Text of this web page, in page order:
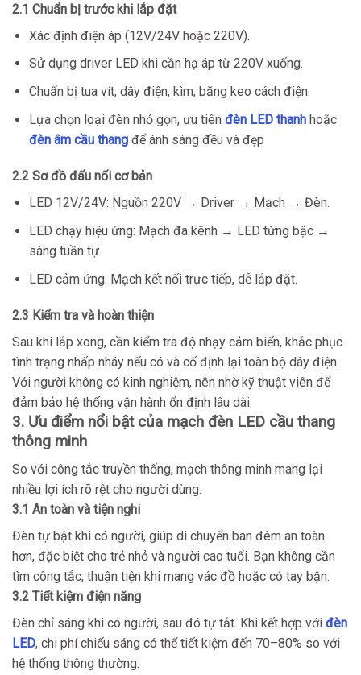
2.1 Chuẩn bị trước khi lắp đặt
Xác định điện áp (12V/24V hoặc 220V).
Sử dụng driver LED khi cần hạ áp từ 220V xuống.
Chuẩn bị tua vít, dây điện, kìm, băng keo cách điện.
Lựa chọn loại đèn nhỏ gọn, ưu tiên đèn LED thanhhoặc
đèn âm cầu thangđể ánh sáng đều và đẹp
2.2 Sơ đồ đấu nối cơ bản
LED 12V/24V: Nguồn 220V → Driver → Mạch → Đèn.
LED chạy hiệu ứng: Mạch đa kênh → LED từng bậc →
sáng tuần tự.
LED cảm ứng: Mạch kết nối trực tiếp, dễ lắp đặt.
2.3 Kiểm tra và hoàn thiện
Sau khi lắp xong, cần kiểm tra độ nhạy cảm biến, khắc phục
tình trạng nhấp nháy nếu có và cố định lại toàn bộ dây điện.
Với người không có kinh nghiệm, nên nhờ kỹ thuật viên để
đảm bảo hệ thống vận hành ổn định lâu dài.
3. Ưu điểm nổi bật của mạch đèn LED cầu thang
thông minh
So với công tắc truyền thống, mạch thông minh mang lại
nhiều lợi ích rõ rệt cho người dùng.
3.1 An toàn và tiện nghi
Đèn tự bật khi có người, giúp di chuyển ban đêm an toàn
hơn, đặc biệt cho trẻ nhỏ và người cao tuổi. Bạn không cần
tìm công tắc, thuận tiện khi mang vác đồ hoặc có tay bận.
3.2 Tiết kiệm điện năng
Đèn chỉ sáng khi có người, sau đó tự tắt. Khi kết hợp với đèn
LED, chi phí chiếu sáng có thể tiết kiệm đến 70–80% so với
hệ thống thông thường.